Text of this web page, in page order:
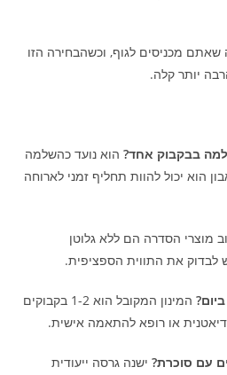
מכניסים לגוף, וכשהבחירה הזו
יותר קלה.
בבקבוק אחד? הוא נועד כהשלמה
הוא יכול להוות תחליף זמני לארוחה
מוצרי הסדרה הם ללא גלוטן
לבדוק את התווית הספציפית.
המינון המקובל הוא 1-2 בקבוקים
או רופא להתאמה אישית.
עם סוכרת? ישנה גרסה ייעודית